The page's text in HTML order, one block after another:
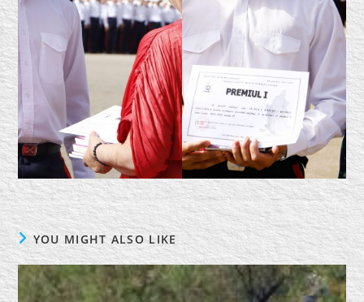
YOU MIGHT ALSO LIKE